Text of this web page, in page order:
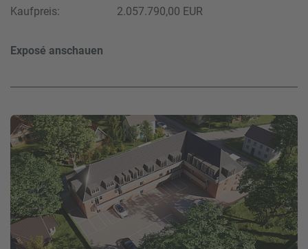
Kaufpreis:
2.057.790,00 EUR
Exposé anschauen